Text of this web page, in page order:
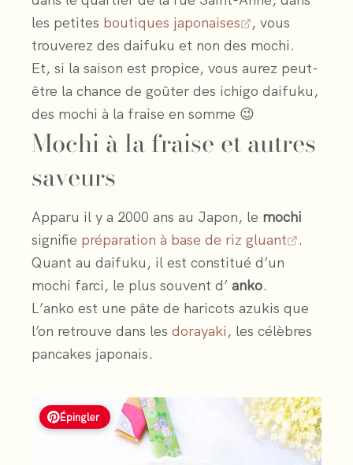
les petites boutiques japonaises
, vous
trouverez des daifuku et non des mochi.
Et, si la saison est propice, vous aurez peut-
être la chance de goûter des ichigo daifuku,
des mochi à la fraise en somme 😉
Mochi à la fraise et autres
saveurs
Apparu il y a 2000 ans au Japon, le mochi
signifie préparation à base de riz gluant
.
Quant au daifuku, il est constitué d’un
mochi farci, le plus souvent d’ anko.
L’anko est une pâte de haricots azukis que
l’on retrouve dans les dorayaki, les célèbres
pancakes japonais.
Épingler